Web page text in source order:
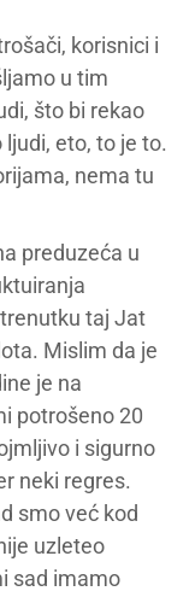
korisnici i
u tim
što bi rekao
eto, to je to.
nema tu
preduzeća u
taj Jat
Mislim da je
je na
potrošeno 20
i sigurno
neki regres.
smo već kod
uzleteo
sad imamo